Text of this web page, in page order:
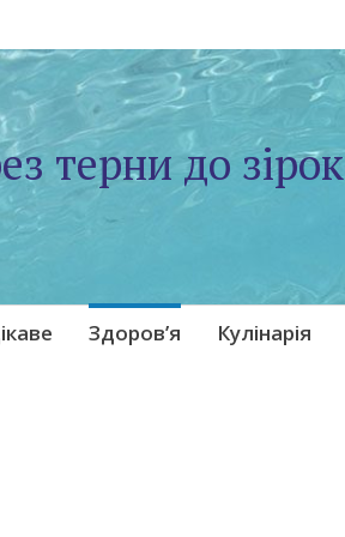
терни до зірок
Здоров’я Кулінарія